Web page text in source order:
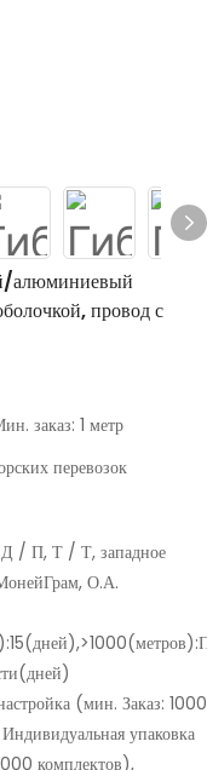
алюминиевый
провод с
заказ: 1 метр
перевозок
/ П, Т / Т, западное
О.А.
(мин. Заказ: 1000
упаковка
комплектов),